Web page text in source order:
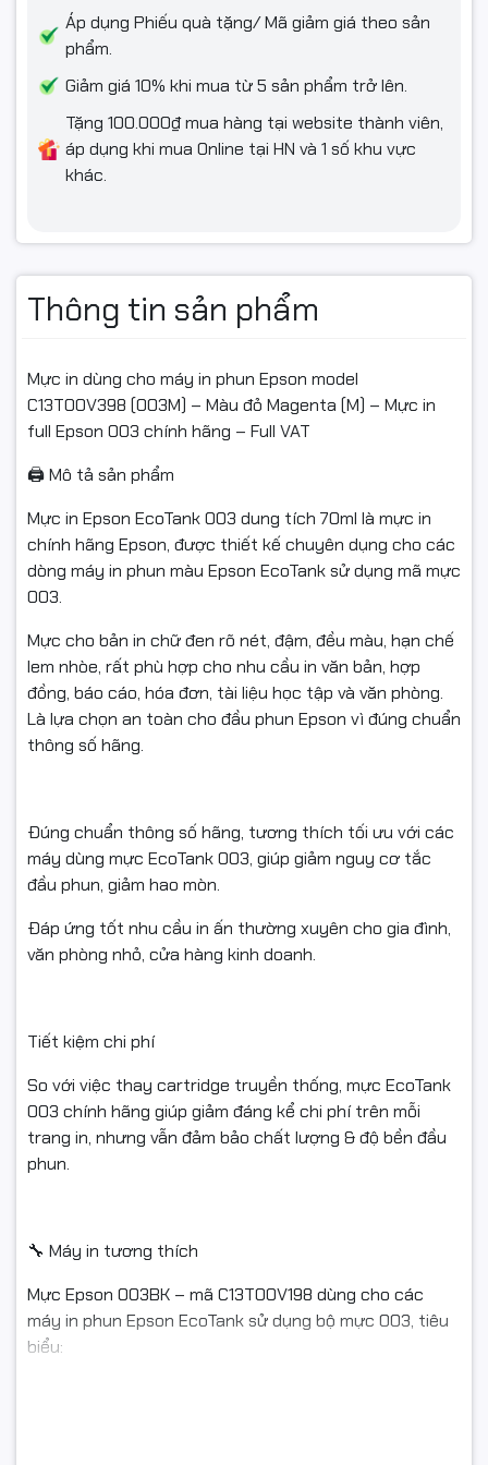
Áp dụng Phiếu quà tặng/ Mã giảm giá theo sản
phẩm.
Giảm giá 10% khi mua từ 5 sản phẩm trở lên.
Tặng 100.000₫ mua hàng tại website thành viên,
áp dụng khi mua Online tại HN và 1 số khu vực
khác.
Thông tin sản phẩm
Mực in dùng cho máy in phun Epson model
C13T00V398 (003M) – Màu đỏ Magenta (M) – Mực in
full Epson 003 chính hãng – Full VAT
🖨️ Mô tả sản phẩm
Mực in Epson EcoTank 003 dung tích 70ml là mực in
chính hãng Epson, được thiết kế chuyên dụng cho các
dòng máy in phun màu Epson EcoTank sử dụng mã mực
003.
Mực cho bản in chữ đen rõ nét, đậm, đều màu, hạn chế
lem nhòe, rất phù hợp cho nhu cầu in văn bản, hợp
đồng, báo cáo, hóa đơn, tài liệu học tập và văn phòng.
Là lựa chọn an toàn cho đầu phun Epson vì đúng chuẩn
thông số hãng.
Đúng chuẩn thông số hãng, tương thích tối ưu với các
máy dùng mực EcoTank 003, giúp giảm nguy cơ tắc
đầu phun, giảm hao mòn.
Đáp ứng tốt nhu cầu in ấn thường xuyên cho gia đình,
văn phòng nhỏ, cửa hàng kinh doanh.
Tiết kiệm chi phí
So với việc thay cartridge truyền thống, mực EcoTank
003 chính hãng giúp giảm đáng kể chi phí trên mỗi
trang in, nhưng vẫn đảm bảo chất lượng & độ bền đầu
phun.
🔧 Máy in tương thích
Mực Epson 003BK – mã C13T00V198 dùng cho các
máy in phun Epson EcoTank sử dụng bộ mực 003, tiêu
biểu:
📦 Điều kiện hoàn hàng
Để được hỗ trợ đổi/hoàn nhanh chóng và đúng quy định, quý
khách vui lòng:
Nếu sản phẩm chưa dùng được, vui lòng liên hệ bộ phận kỹ
lẫn do cài đặt/môi trường in).
Hàng hoàn cần:
Còn nguyên trạng, không trầy xước/hư hỏng do tác động
bên ngoài.
Đầy đủ tem, nhãn, vỏ hộp/phụ kiện (nếu có).
Còn giá trị sử dụng và trong thời gian đổi trả theo quy định
của sàn/shop.
Không hỗ trợ đổi/hoàn nếu:
Bao bì, tem nhãn rách nát, bẩn, không còn nguyên vẹn.
Không có video mở gói khi khiếu nại hàng vỡ/hư do vận
chuyển.
#C13T00V198 #C13T00V298 #C13T00V398 #C13T00V498
#muc003Black #muc003Cyan #muc003Magenta
#muc003Yellow
#mucinphun #mucinnhapkhau #mucinphunmau
#EpsonL1110 #EpsonL3110 #EpsonL3150 #EpsonL5190
#MucInGiaDinh #MucInVanPhong #MucInMau #EcoTank
#FullVAT #NgocThoComputer